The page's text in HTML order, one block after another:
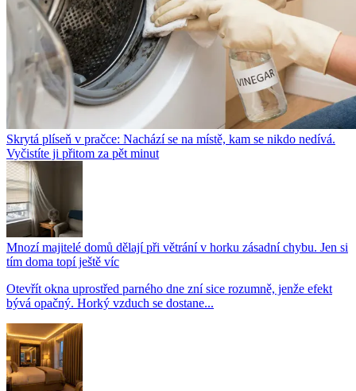
Skrytá plíseň v pračce: Nachází se na místě, kam se nikdo nedívá.
Vyčistíte ji přitom za pět minut
Mnozí majitelé domů dělají při větrání v horku zásadní chybu. Jen si
tím doma topí ještě víc
Otevřít okna uprostřed parného dne zní sice rozumně, jenže efekt
bývá opačný. Horký vzduch se dostane...